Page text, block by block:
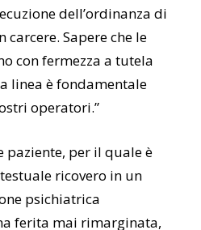
dell’ordinanza di
Sapere che le
con fermezza a tutela
linea è fondamentale
operatori.”
paziente, per il quale è
ricovero in un
psichiatrica
ferita mai rimarginata,